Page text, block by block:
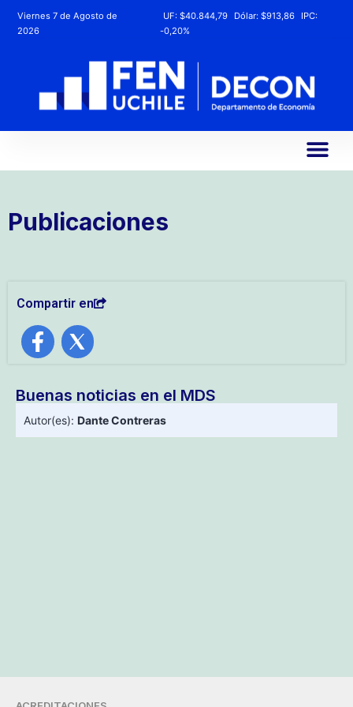
Viernes 7 de Agosto de
2026
UF: $40.844,79 Dólar: $913,86
IPC:
-0,20%
Publicaciones
Compartir en
Buenas noticias en el MDS
Autor(es): Dante Contreras